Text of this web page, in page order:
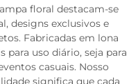
floral destacam-se
designs exclusivos e
Fabricadas em lona
para uso diário, seja para
casuais. Nosso
significa que cada